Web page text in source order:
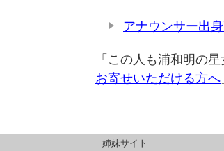
アナウンサー出
「この人も浦和明の
お寄せいただける方へ
姉妹サイト